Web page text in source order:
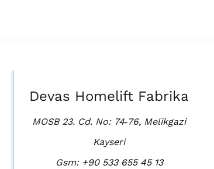
Devas Homelift Fabrika
MOSB 23. Cd. No: 74‑76, Melikgazi
Kayseri
Gsm: +90 533 655 45 13